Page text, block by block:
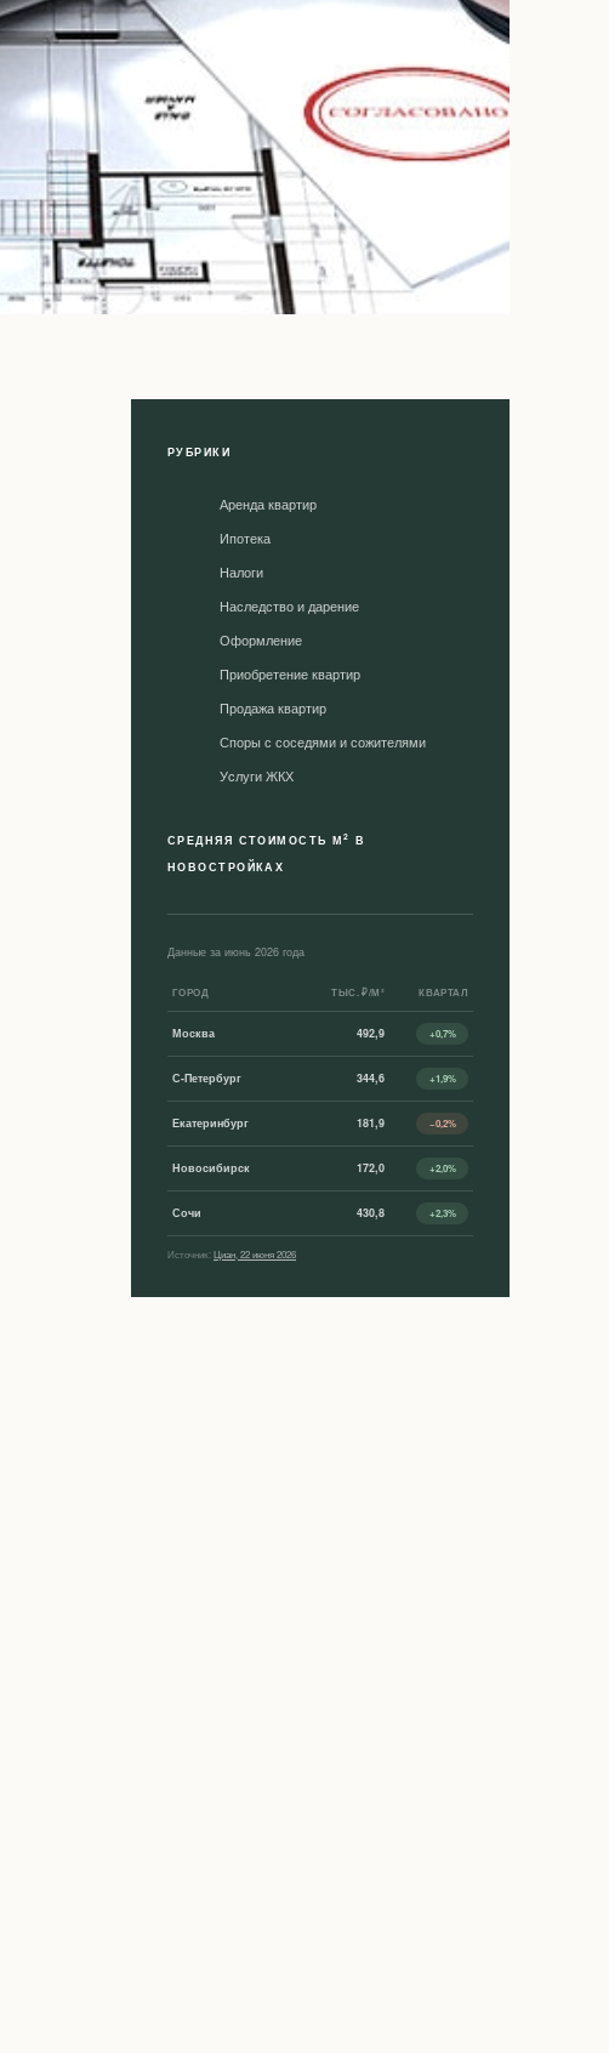
РУБРИКИ
Аренда квартир
Ипотека
Налоги
Наследство и дарение
Оформление
Приобретение квартир
Продажа квартир
Споры с соседями и сожителями
Уcлуги ЖКХ
СРЕДНЯЯ СТОИМОСТЬ М2 В
НОВОСТРОЙКАХ
Данные за июнь 2026 года
ГОРОД ТЫС. ₽/М² КВАРТАЛ
Москва 492,9 +0,7%
С-Петербург 344,6 +1,9%
Екатеринбург 181,9 −0,2%
Новосибирск 172,0 +2,0%
Сочи 430,8 +2,3%
Источник:Циан, 22 июня 2026